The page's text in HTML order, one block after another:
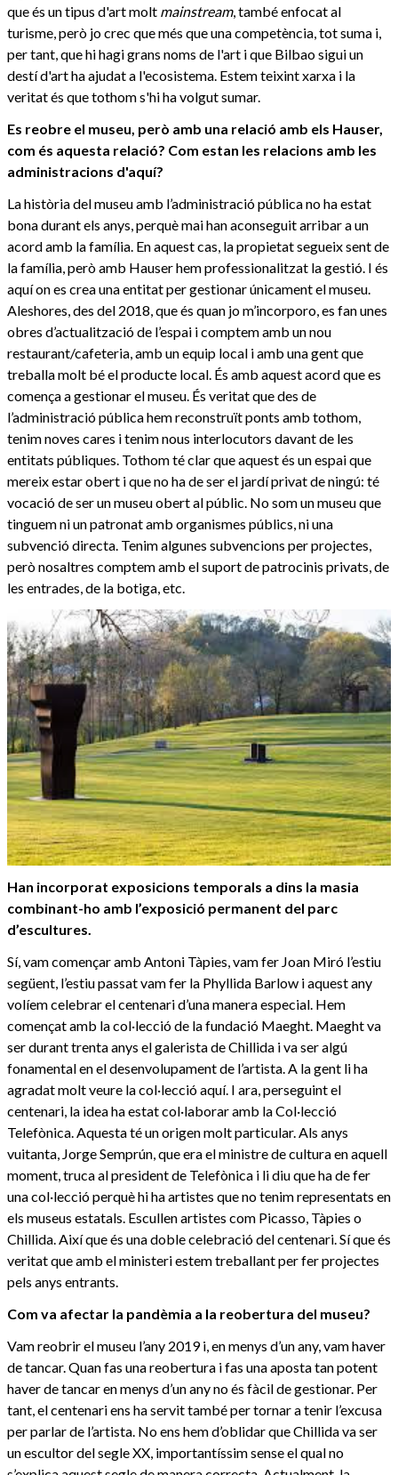
que és un tipus d'art molt mainstream, també enfocat al
turisme, però jo crec que més que una competència, tot suma i,
per tant, que hi hagi grans noms de l'art i que Bilbao sigui un
destí d'art ha ajudat a l'ecosistema. Estem teixint xarxa i la
veritat és que tothom s'hi ha volgut sumar.
Es reobre el museu, però amb una relació amb els Hauser,
com és aquesta relació? Com estan les relacions amb les
administracions d'aquí?
La història del museu amb l’administració pública no ha estat
bona durant els anys, perquè mai han aconseguit arribar a un
acord amb la família. En aquest cas, la propietat segueix sent de
la família, però amb Hauser hem professionalitzat la gestió. I és
aquí on es crea una entitat per gestionar únicament el museu.
Aleshores, des del 2018, que és quan jo m’incorporo, es fan unes
obres d’actualització de l’espai i comptem amb un nou
restaurant/cafeteria, amb un equip local i amb una gent que
treballa molt bé el producte local. És amb aquest acord que es
comença a gestionar el museu. És veritat que des de
l’administració pública hem reconstruït ponts amb tothom,
tenim noves cares i tenim nous interlocutors davant de les
entitats públiques. Tothom té clar que aquest és un espai que
mereix estar obert i que no ha de ser el jardí privat de ningú: té
vocació de ser un museu obert al públic. No som un museu que
tinguem ni un patronat amb organismes públics, ni una
subvenció directa. Tenim algunes subvencions per projectes,
però nosaltres comptem amb el suport de patrocinis privats, de
les entrades, de la botiga, etc.
Han incorporat exposicions temporals a dins la masia
combinant-ho amb l’exposició permanent del parc
d’escultures.
Sí, vam començar amb Antoni Tàpies, vam fer Joan Miró l’estiu
següent, l’estiu passat vam fer la Phyllida Barlow i aquest any
volíem celebrar el centenari d’una manera especial. Hem
començat amb la col·lecció de la fundació Maeght. Maeght va
ser durant trenta anys el galerista de Chillida i va ser algú
fonamental en el desenvolupament de l’artista. A la gent li ha
agradat molt veure la col·lecció aquí. I ara, perseguint el
centenari, la idea ha estat col·laborar amb la Col·lecció
Telefònica. Aquesta té un origen molt particular. Als anys
vuitanta, Jorge Semprún, que era el ministre de cultura en aquell
moment, truca al president de Telefònica i li diu que ha de fer
una col·lecció perquè hi ha artistes que no tenim representats en
els museus estatals. Escullen artistes com Picasso, Tàpies o
Chillida. Així que és una doble celebració del centenari. Sí que és
veritat que amb el ministeri estem treballant per fer projectes
pels anys entrants.
Com va afectar la pandèmia a la reobertura del museu?
Vam reobrir el museu l’any 2019 i, en menys d’un any, vam haver
de tancar. Quan fas una reobertura i fas una aposta tan potent
haver de tancar en menys d’un any no és fàcil de gestionar. Per
tant, el centenari ens ha servit també per tornar a tenir l’excusa
per parlar de l’artista. No ens hem d’oblidar que Chillida va ser
un escultor del segle XX, importantíssim sense el qual no